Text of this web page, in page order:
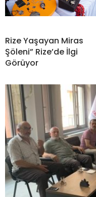
Rize Yaşayan Miras
Şöleni” Rize’de İlgi
Görüyor